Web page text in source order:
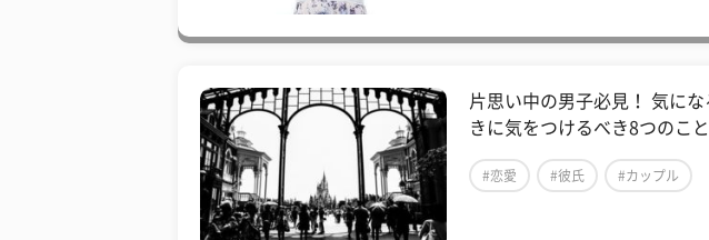
片思い中の男子必見！ 気に
きに気をつけるべき8つのこと
#恋愛 #彼氏 #カップル